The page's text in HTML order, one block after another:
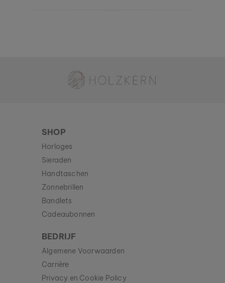
SHOP
Horloges
Sieraden
Handtaschen
Zonnebrillen
Bandlets
Cadeaubonnen
BEDRIJF
Algemene Voorwaarden
Carrière
Privacy en Cookie Policy